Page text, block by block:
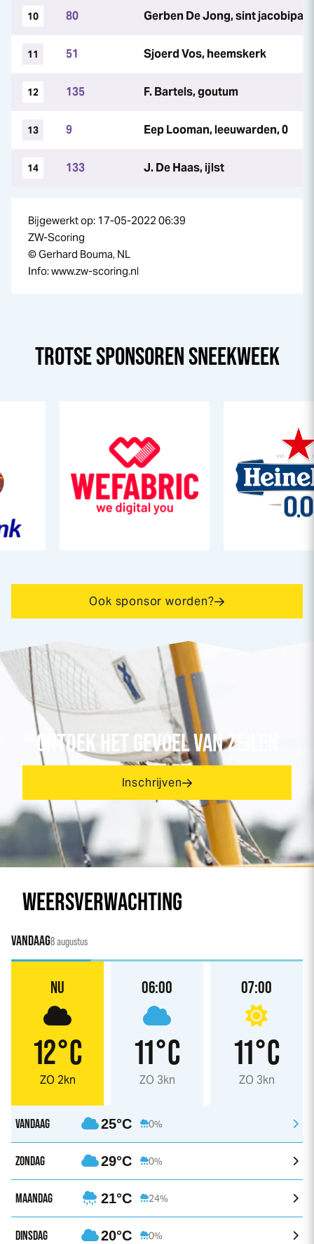
10 80 Gerben De Jong, sint
11 51 Sjoerd Vos, heemskerk
12 135 F. Bartels, goutum
13 9 Eep Looman, leeuwarden, 0
14 133 J. De Haas, ijlst
Bijgewerkt op: 17-05-2022 06:39
ZW-Scoring
© Gerhard Bouma, NL
Info: www.zw-scoring.nl
TROTSE SPONSORENSNEEKWEEK
Ook sponsor worden?
ONTDEK HET GEVOEL VAN ZEILEN
Inschrijven
WEERSVERWACHTING
VANDAAG8 augustus
NU
12°C
ZO 2kn
06:00
11°C
ZO 3kn
07:00
11°C
ZO 3kn
VANDAAG 25°C 0%
ZONDAG 29°C 0%
MAANDAG 21°C 24%
DINSDAG 20°C 0%